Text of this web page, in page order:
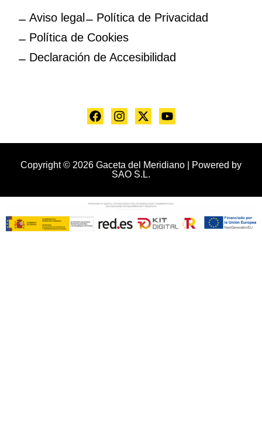
Aviso legal
Política de Privacidad
Política de Cookies
Declaración de Accesibilidad
Copyright © 2026 Gaceta del Meridiano | Powered by
SAO S.L.